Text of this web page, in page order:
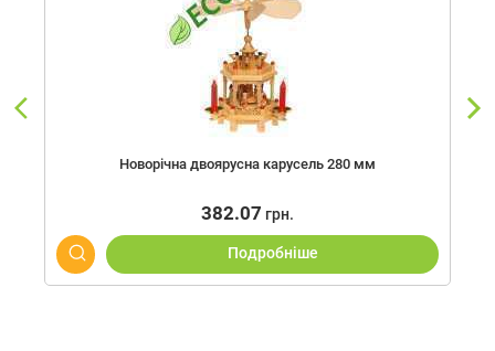
Новорічна двоярусна карусель 280 мм
382.07 грн.
Подробнiше